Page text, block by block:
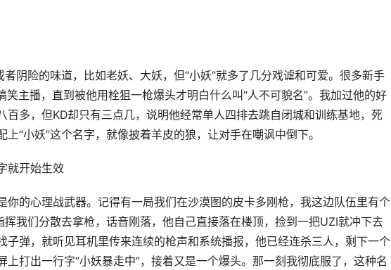
阴险的味道，比如老妖、大妖，但“小妖”就多了几分戏谑和可爱。很多新手
主播，直到被他用栓狙一枪爆头才明白什么叫“人不可貌名”。我加过他的好
百多，但KD却只有三点几，说明他经常单人四排去跳自闭城和训练基地，死
“小妖”这个名字，就像披着羊皮的狼，让对手在嘲讽中倒下。
就开始生效
你的心理战武器。记得有一局我们在沙漠图的皮卡多刚枪，我这边队伍里有个
挥我们分散去拿枪，话音刚落，他自己直接落在楼顶，捡到一把UZI就冲下去
子弹，就听见耳机里传来连续的枪声和系统播报，他已经连杀三人，剩下一个
打出一行字“小妖暴走中”，接着又是一个爆头。那一刻我彻底服了，这种名